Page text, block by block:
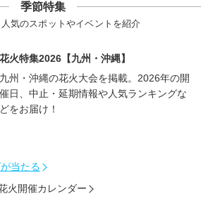
季節特集
気のスポットやイベントを紹介
花火特集2026【九州・沖縄】
九州・沖縄の花火大会を掲載。2026年の開
催日、中止・延期情報や人気ランキングな
どをお届け！
当たる
火開催カレンダー